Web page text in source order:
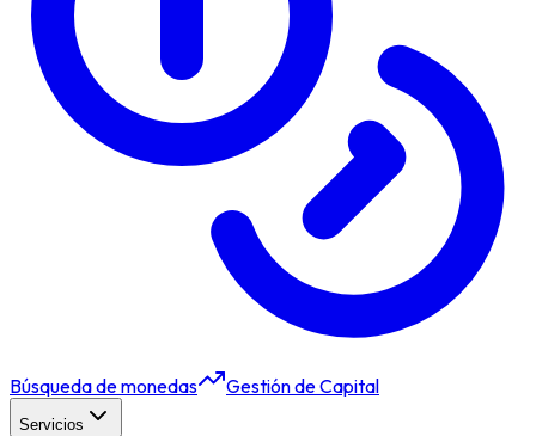
Búsqueda de monedas Gestión de Capital
Servicios